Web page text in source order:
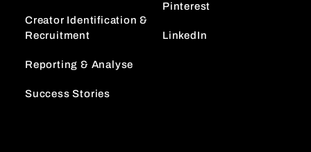
Creator Identification &
Recruitment
Reporting & Analyse
Success Stories
Pinterest
LinkedIn